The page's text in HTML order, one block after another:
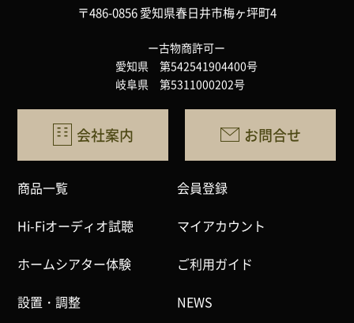
〒486-0856 愛知県春日井市梅ヶ坪町4
ー古物商許可ー
愛知県 第542541904400号
岐阜県 第5311000202号
会社案内 お問合せ
商品一覧
Hi-Fiオーディオ試聴
ホームシアター体験
設置・調整
会員登録
マイアカウント
ご利用ガイド
NEWS